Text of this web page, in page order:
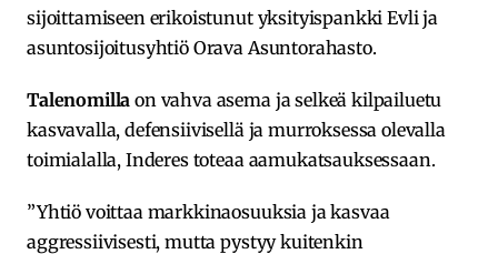
sijoittamiseen erikoistunut yksityispankki Evli ja
asuntosijoitusyhtiö Orava Asuntorahasto.
Talenomilla on vahva asema ja selkeä kilpailuetu
kasvavalla, defensiivisellä ja murroksessa olevalla
toimialalla, Inderes toteaa aamukatsauksessaan.
”Yhtiö voittaa markkinaosuuksia ja kasvaa
aggressiivisesti, mutta pystyy kuitenkin